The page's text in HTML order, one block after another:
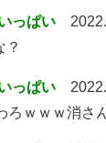
っぱい
？
っぱい
ろｗｗｗ消さ